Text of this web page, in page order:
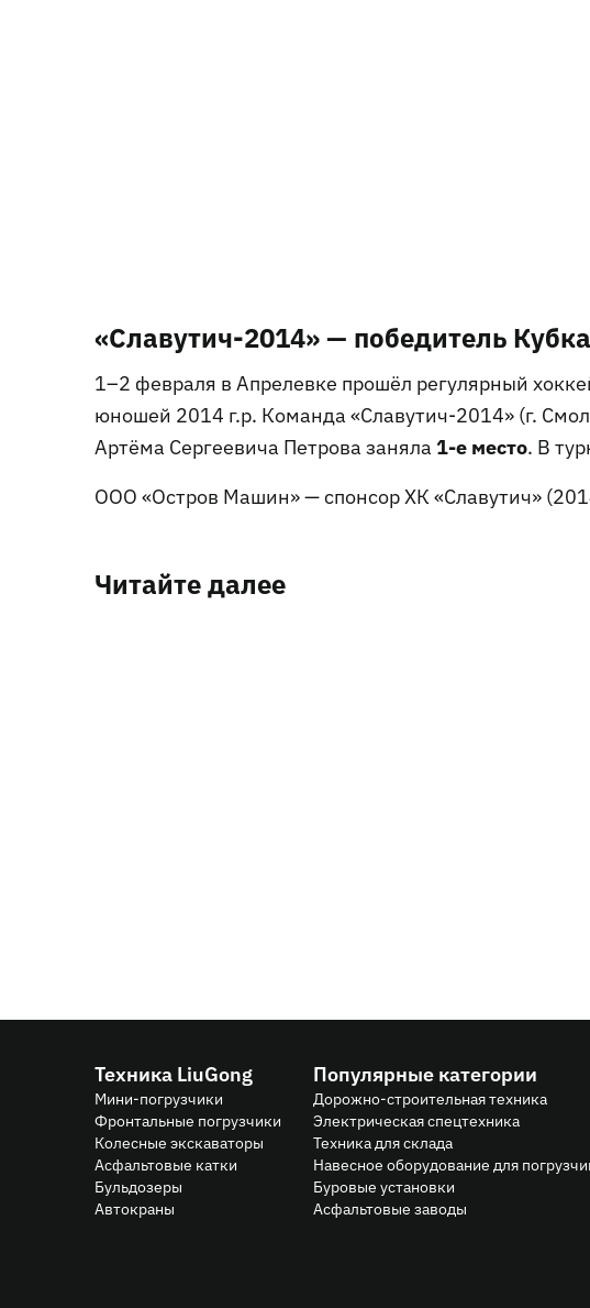
«Славутич-2014» — победитель
1–2 февраля в Апрелевке прошёл регулярный
юношей 2014 г.р. Команда «Славутич-2014» (г.
Артёма Сергеевича Петрова заняла 1-е место. В
ООО «Остров Машин» — спонсор ХК «Славутич»
Читайте далее
Техника LiuGong
Мини-погрузчики
Фронтальные погрузчики
Колесные экскаваторы
Асфальтовые катки
Бульдозеры
Автокраны
Популярные категории
Дорожно-строительная техника
Электрическая спецтехника
Техника для склада
Навесное оборудование для
Буровые установки
Асфальтовые заводы